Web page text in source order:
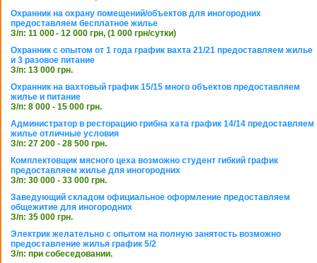
Охранник на охрану помещений/объектов для иногородних
предоставляем бесплатное жилье
З/п: 11 000 - 12 000 грн, (1 000 грн/сутки)
Охранник с опытом от 1 года график вахта 21/21 предоставляем жилье
и 3 разовое питание
З/п: 13 000 грн.
Охранник на вахтовый график 15/15 много объектов предоставляем
жилье и питание
З/п: 8 000 - 15 000 грн.
Администратор в ресторацию грибна хата график 14/14 предоставляем
жилье отличные условия
З/п: 27 200 - 28 500 грн.
Комплектовщик мясного цеха возможно студент гибкий график
предоставляем жилье для иногородних
З/п: 30 000 - 33 000 грн.
Заведующий складом официальное оформление предоставляем
общежитие для иногородних
З/п: 35 000 грн.
Электрик желательно с опытом на полную занятость возможно
предоставление жилья график 5/2
З/п: при собеседовании.